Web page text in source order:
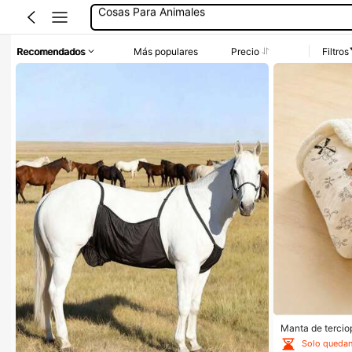
Cobija Para Caballo
Alfombra Gris
Recomendados Más populares Precio Filtros
Manta de
a, manta de
Solo